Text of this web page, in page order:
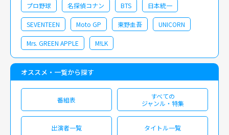
プロ野球 名探偵コナン BTS 日本統一
SEVENTEEN Moto GP 東野圭吾 UNICORN
Mrs. GREEN APPLE M!LK
オススメ・一覧から探す
番組表
すべての
ジャンル・特集
出演者一覧 タイトル一覧